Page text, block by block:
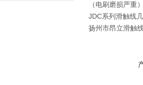
（电刷磨损严重
JDC系列滑触线
扬州市昂立滑触